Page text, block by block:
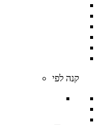
קנה לפי